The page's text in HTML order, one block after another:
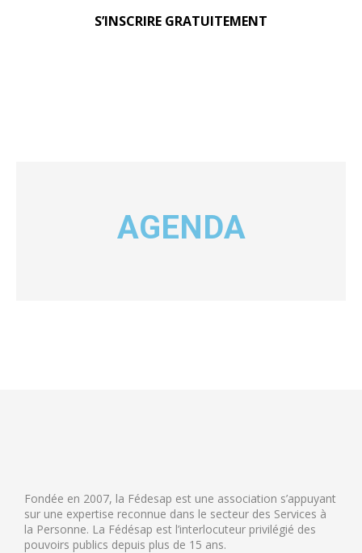
S’INSCRIRE GRATUITEMENT
AGENDA
Fondée en 2007, la Fédesap est une association s’appuyant
sur une expertise reconnue dans le secteur des Services à
la Personne. La Fédésap est l’interlocuteur privilégié des
pouvoirs publics depuis plus de 15 ans.